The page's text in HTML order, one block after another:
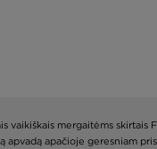
vaikiškais mergaitėms
apačioje geresniam